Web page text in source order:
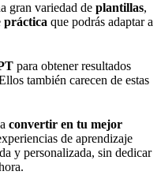
gran variedad de plantillas,
práctica que podrás adaptar a
para obtener resultados
también carecen de estas
convertir en tu mejor
de aprendizaje
y personalizada, sin dedicar